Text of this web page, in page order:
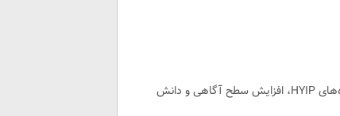
در نهایت، بهترین راه برای کسب سود و کاهش احتمال کلاهبرداری در پروژه‌های HYIP، افزایش سطح آگاهی و دانش